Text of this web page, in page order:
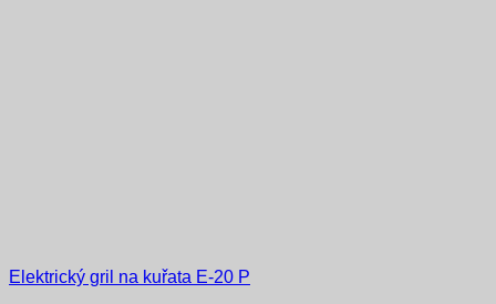
Elektrický gril na kuřata E-20 P